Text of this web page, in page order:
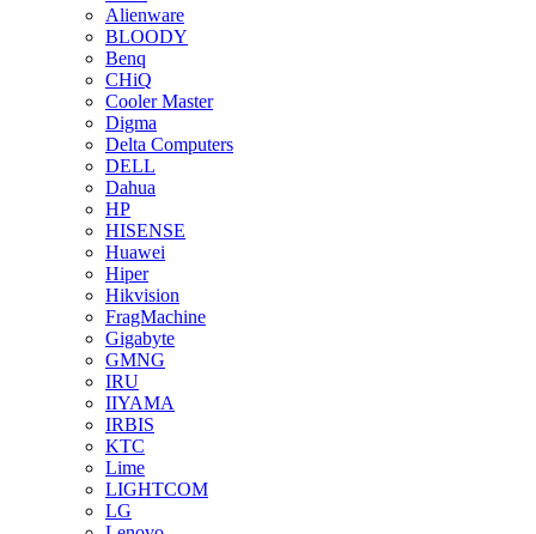
Alienware
BLOODY
Benq
CHiQ
Cooler Master
Digma
Delta Computers
DELL
Dahua
HP
HISENSE
Huawei
Hiper
Hikvision
FragMachine
Gigabyte
GMNG
IRU
IIYAMA
IRBIS
KTC
Lime
LIGHTCOM
LG